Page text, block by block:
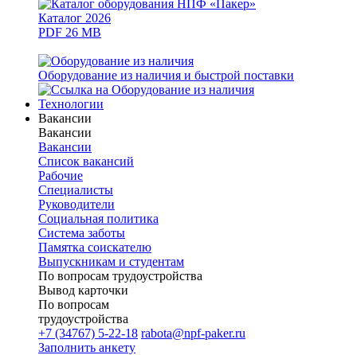
Каталог 2026
PDF 26 MB
Оборудование из наличия и быстрой поставки
Технологии
Вакансии
Вакансии
Вакансии
Список вакансий
Рабочие
Специалисты
Руководители
Cоциальная политика
Система заботы
Памятка соискателю
Выпускникам и студентам
По вопросам трудоустройства
Вывод карточки
По вопросам
трудоустройства
+7 (34767) 5-22-18 rabota@npf-paker.ru
Заполнить анкету